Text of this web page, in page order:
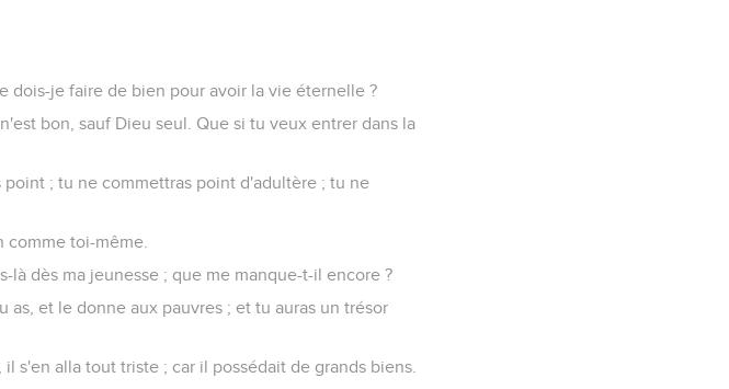
dois-je faire de bien pour avoir la vie éternelle ?
bon, sauf Dieu seul. Que si tu veux entrer dans la
; tu ne commettras point d'adultère ; tu ne
comme toi-même.
dès ma jeunesse ; que me manque-t-il encore ?
et le donne aux pauvres ; et tu auras un trésor
s'en alla tout triste ; car il possédait de grands biens.